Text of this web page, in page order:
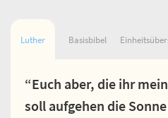
Luther Basisbibel
“Euch aber, die ihr
soll aufgehen die